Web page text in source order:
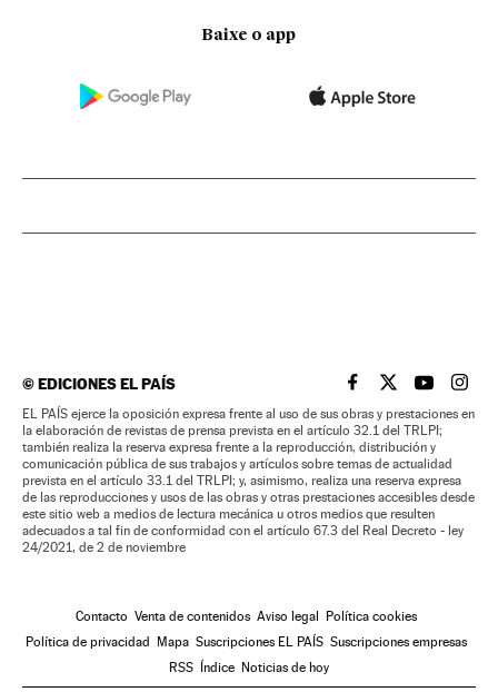
Baixe o app
©EDICIONES EL PAÍS EL PAÍS BRASIL EN
EL PAÍSEL PAÍS
EL
EL PAÍS ejerce la oposición expresa frente al uso de sus obras y prestaciones en
la elaboración de revistas de prensa prevista en el artículo 32.1 del TRLPI;
también realiza la reserva expresa frente a la reproducción, distribución y
comunicación pública de sus trabajos y artículos sobre temas de actualidad
prevista en el artículo 33.1 del TRLPI; y, asimismo, realiza una reserva expresa
de las reproducciones y usos de las obras y otras prestaciones accesibles desde
este sitio web a medios de lectura mecánica u otros medios que resulten
adecuados a tal fin de conformidad con el artículo 67.3 del Real Decreto - ley
24/2021, de 2 de noviembre
Contacto Venta de contenidos Aviso legal
Política cookies
Política de privacidad
Mapa Suscripciones EL PAÍS Suscripciones empresas
RSS
Índice Noticias de hoy